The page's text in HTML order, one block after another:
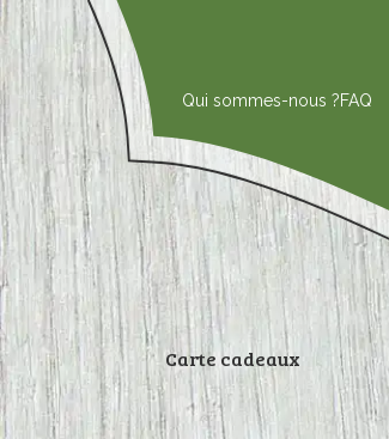
Aller
contenu
Qui sommes-nous ?FAQ
Carte cadeaux